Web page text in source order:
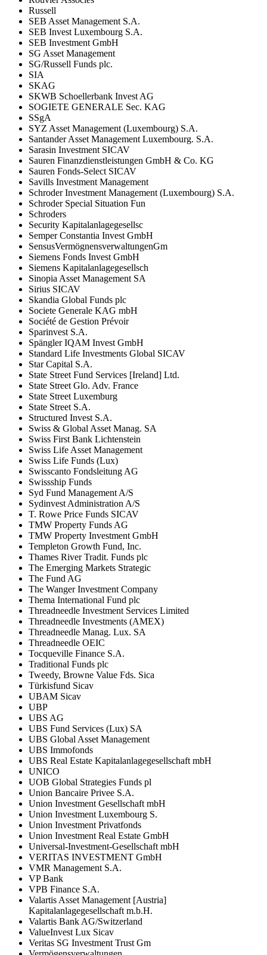
Russell
SEB Asset Management S.A.
SEB Invest Luxembourg S.A.
SEB Investment GmbH
SG Asset Management
SG/Russell Funds plc.
SIA
SKAG
SKWB Schoellerbank Invest AG
SOGIETE GENERALE Sec. KAG
SSgA
SYZ Asset Management (Luxembourg) S.A.
Santander Asset Management Luxembourg. S.A.
Sarasin Investment SICAV
Sauren Finanzdienstleistungen GmbH & Co. KG
Sauren Fonds-Select SICAV
Savills Investment Management
Schroder Investment Management (Luxembourg) S.A.
Schroder Special Situation Fun
Schroders
Security Kapitalanlagegesellsc
Semper Constantia Invest GmbH
SensusVermögnensverwaltungenGm
Siemens Fonds Invest GmbH
Siemens Kapitalanlagegesellsch
Sinopia Asset Management SA
Sirius SICAV
Skandia Global Funds plc
Societe Generale KAG mbH
Société de Gestion Prévoir
Sparinvest S.A.
Spängler IQAM Invest GmbH
Standard Life Investments Global SICAV
Star Capital S.A.
State Street Fund Services [Ireland] Ltd.
State Street Glo. Adv. France
State Street Luxemburg
State Street S.A.
Structured Invest S.A.
Swiss & Global Asset Manag. SA
Swiss First Bank Lichtenstein
Swiss Life Asset Management
Swiss Life Funds (Lux)
Swisscanto Fondsleitung AG
Swissship Funds
Syd Fund Management A/S
Sydinvest Administration A/S
T. Rowe Price Funds SICAV
TMW Property Funds AG
TMW Property Investment GmbH
Templeton Growth Fund, Inc.
Thames River Tradit. Funds plc
The Emerging Markets Strategic
The Fund AG
The Wanger Investment Company
Thema International Fund plc
Threadneedle Investment Services Limited
Threadneedle Investments (AMEX)
Threadneedle Manag. Lux. SA
Threadneedle OEIC
Tocqueville Finance S.A.
Traditional Funds plc
Tweedy, Browne Value Fds. Sica
Türkisfund Sicav
UBAM Sicav
UBP
UBS AG
UBS Fund Services (Lux) SA
UBS Global Asset Management
UBS Immofonds
UBS Real Estate Kapitalanlagegesellschaft mbH
UNICO
UOB Global Strategies Funds pl
Union Bancaire Privee S.A.
Union Investment Gesellschaft mbH
Union Investment Luxembourg S.
Union Investment Privatfonds
Union Investment Real Estate GmbH
Universal-Investment-Gesellschaft mbH
VERITAS INVESTMENT GmbH
VMR Management S.A.
VP Bank
VPB Finance S.A.
Valartis Asset Management [Austria]
Kapitalanlagegesellschaft m.b.H.
Valartis Bank AG/Switzerland
ValueInvest Lux Sicav
Veritas SG Investment Trust Gm